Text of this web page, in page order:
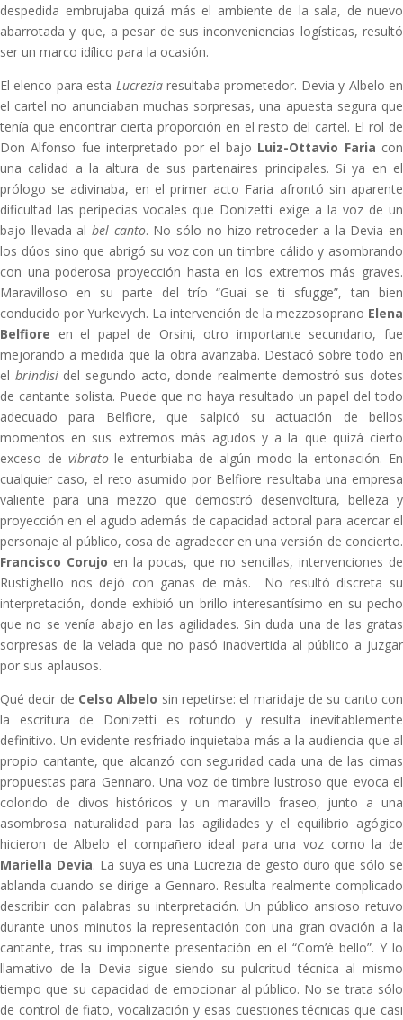
despedida embrujaba quizá más el ambiente de la sala, de nuevo
abarrotada y que, a pesar de sus inconveniencias logísticas, resultó
ser un marco idílico para la ocasión.
El elenco para esta Lucreziaresultaba prometedor. Devia y Albelo en
el cartel no anunciaban muchas sorpresas, una apuesta segura que
tenía que encontrar cierta proporción en el resto del cartel. El rol de
Don Alfonso fue interpretado por el bajo Luiz-Ottavio Faria con
una calidad a la altura de sus partenaires principales. Si ya en el
prólogo se adivinaba, en el primer acto Faria afrontó sin aparente
dificultad las peripecias vocales que Donizetti exige a la voz de un
bajo llevada albel canto. No sólo no hizo retroceder a la Devia en
los dúos sino que abrigó su voz con un timbre cálido y asombrando
con una poderosa proyección hasta en los extremos más graves.
Maravilloso en su parte del trío “Guai se ti sfugge”, tan bien
conducido por Yurkevych. La intervención de la mezzosoprano Elena
Belfiore en el papel de Orsini, otro importante secundario, fue
mejorando a medida que la obra avanzaba. Destacó sobre todo en
el brindisidel segundo acto, donde realmente demostró sus dotes
de cantante solista. Puede que no haya resultado un papel del todo
adecuado para Belfiore, que salpicó su actuación de bellos
momentos en sus extremos más agudos y a la que quizá cierto
exceso de vibratole enturbiaba de algún modo la entonación. En
cualquier caso, el reto asumido por Belfiore resultaba una empresa
valiente para una mezzo que demostró desenvoltura, belleza y
proyección en el agudo además de capacidad actoral para acercar el
personaje al público, cosa de agradecer en una versión de concierto.
Francisco Corujo en la pocas, que no sencillas, intervenciones de
Rustighello nos dejó con ganas de más. No resultó discreta su
interpretación, donde exhibió un brillo interesantísimo en su pecho
que no se venía abajo en las agilidades. Sin duda una de las gratas
sorpresas de la velada que no pasó inadvertida al público a juzgar
por sus aplausos.
Qué decir de Celso Albelo sin repetirse: el maridaje de su canto con
la escritura de Donizetti es rotundo y resulta inevitablemente
definitivo. Un evidente resfriado inquietaba más a la audiencia que al
propio cantante, que alcanzó con seguridad cada una de las cimas
propuestas para Gennaro. Una voz de timbre lustroso que evoca el
colorido de divos históricos y un maravillo fraseo, junto a una
asombrosa naturalidad para las agilidades y el equilibrio agógico
hicieron de Albelo el compañero ideal para una voz como la de
Mariella Devia. La suya es una Lucrezia de gesto duro que sólo se
ablanda cuando se dirige a Gennaro. Resulta realmente complicado
describir con palabras su interpretación. Un público ansioso retuvo
durante unos minutos la representación con una gran ovación a la
cantante, tras su imponente presentación en el “Com’è bello”. Y lo
llamativo de la Devia sigue siendo su pulcritud técnica al mismo
tiempo que su capacidad de emocionar al público. No se trata sólo
de control de fiato, vocalización y esas cuestiones técnicas que casi